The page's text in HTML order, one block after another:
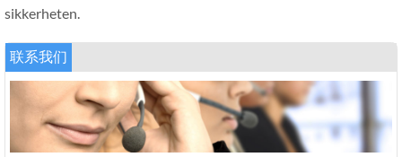
sikkerheten.
联系我们